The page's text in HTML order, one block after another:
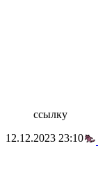
ссылку
12.12.2023 23:10